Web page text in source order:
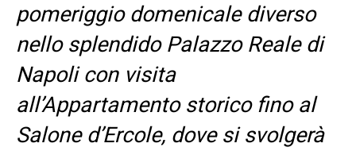
pomeriggio domenicale diverso
nello splendido Palazzo Reale di
Napoli con visita
all’Appartamento storico fino al
Salone d’Ercole, dove si svolgerà